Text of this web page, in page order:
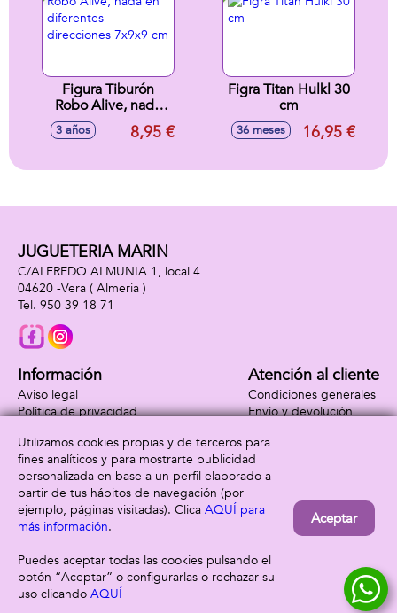
Figura Tiburón
Robo Alive, nada
en diferentes
direcciones 7x9x9
3 años 8,95 €
Figra Titan Hulkl 30
cm
36 meses 16,95 €
JUGUETERIA MARIN
C/ALFREDO ALMUNIA 1, local 4
04620 -Vera ( Almeria )
950 39 18 71
Información
Aviso legal
Política de privacidad
Atención al cliente
Condiciones generales
Envío y devolución
Formas de pago
Utilizamos cookies propias y de terceros para
fines analíticos y para mostrarte publicidad
personalizada en base a un perfil elaborado a
partir de tus hábitos de navegación (por
ejemplo, páginas visitadas). Clica AQUÍ para
más información.
Puedes aceptar todas las cookies pulsando el
botón “Aceptar” o configurarlas o rechazar su
uso clicando AQUÍ
Aceptar